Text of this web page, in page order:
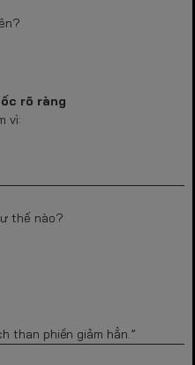
rõ ràng
vì:
thế nào?
than phiền giảm hẳn.”